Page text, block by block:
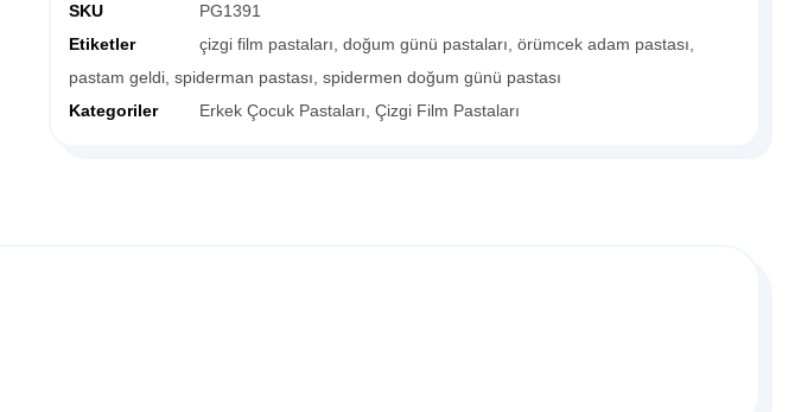
SKU
PG1391
Etiketler
çizgi film pastaları ,doğum günü pastaları ,örümcek adam pastası
pastam geldi ,spiderman pastası ,spidermen doğum günü pastası
Kategoriler
Erkek Çocuk Pastaları ,Çizgi Film Pastaları